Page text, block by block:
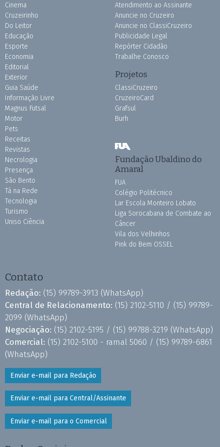
Cinema
Cruzeirinho
Do Leitor
Educação
Esporte
Economia
Editorial
Exterior
Guia Saúde
Informação Livre
Magnus Futsal
Motor
Pets
Receitas
Revistas
Necrologia
Presença
São Bento
Tá na Rede
Tecnologia
Turismo
Uniso Ciência
Atendimento ao Assinante
Anuncie no Cruzeiro
Anuncie no ClassiCruzeiro
Publicidade Legal
Repórter Cidadão
Trabalhe Conosco
Projetos
ClassiCruzeiro
CruzeiroCard
Grafsul
Burh
Fundação Ubaldino do
Amaral
FUA
Colégio Politécnico
Lar Escola Monteiro Lobato
Liga Sorocabana de Combate ao
Câncer
Vila dos Velhinhos
Pink do Bem OSSEL
Contato
Redação: (15) 99789-3913 (WhatsApp)
Central de Relacionamento: (15) 2102-5110 / (15) 99789-
2099 (WhatsApp)
Negociação: (15) 2102-5195 / (15) 99788-3219 (WhatsApp)
Comercial: (15) 2102-5100 - ramal 5060 / (15) 99789-6861
(WhatsApp)
Enviar e-mail para Redação
Enviar e-mail para Central/Assinante
Enviar e-mail para o Comercial